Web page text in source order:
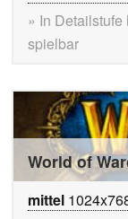
» In
spielbar
World of
mittel